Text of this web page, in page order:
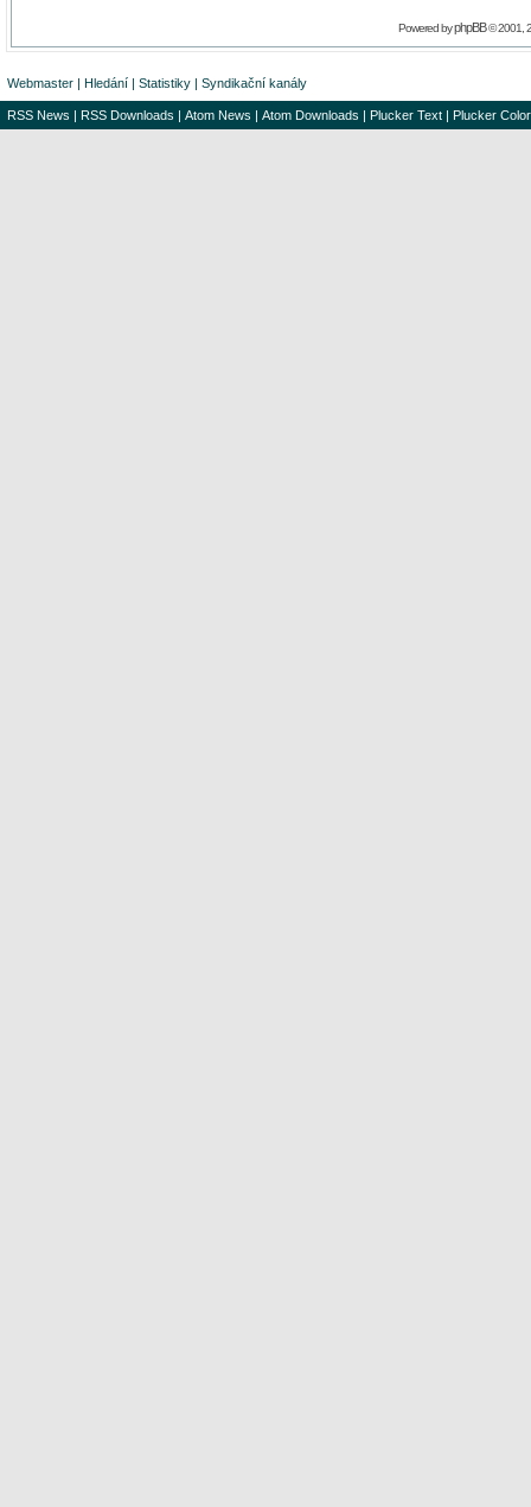
Powered byphpBB© 2001,
Webmaster | Hledání | Statistiky | Syndikační kanály
RSS News | RSS Downloads | Atom News | Atom Downloads | Plucker Text | Plucker Color